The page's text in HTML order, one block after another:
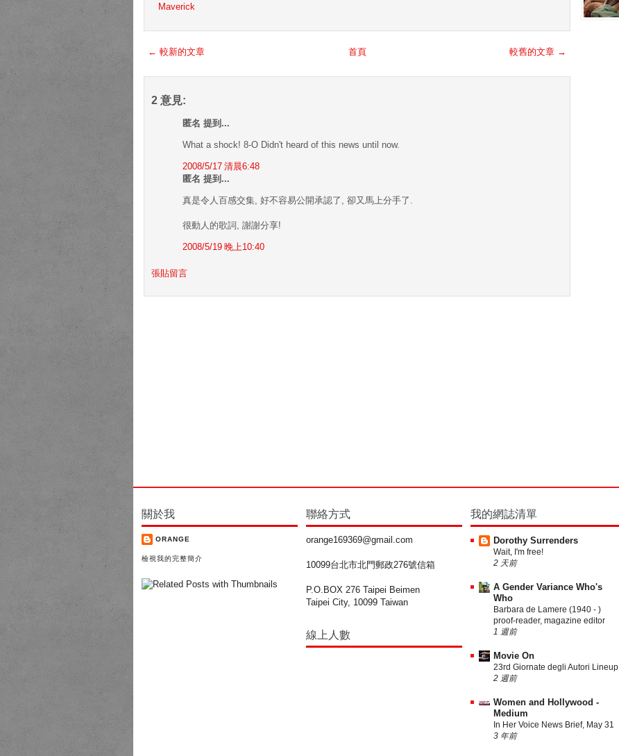
Maverick
← 較新的文章 較舊的文章 →
首頁
2 意見:
匿名 提到...
What a shock! 8-O Didn't heard of this news until now.
2008/5/17 清晨6:48
匿名 提到...
真是令人百感交集, 好不容易公開承認了, 卻又馬上分手了.
很動人的歌詞, 謝謝分享!
2008/5/19 晚上10:40
張貼留言
關於我
ORANGE
檢視我的完整簡介
聯絡方式
orange169369@gmail.com
10099台北市北門郵政276號信箱
P.O.BOX 276 Taipei Beimen
Taipei City, 10099 Taiwan
線上人數
我的網誌清單
Dorothy Surrenders
Wait, I'm free!
2 天前
A Gender Variance Who's
Who
Barbara de Lamere (1940 - )
proof-reader, magazine editor
1 週前
Movie On
23rd Giornate degli Autori Lineup
2 週前
Women and Hollywood -
Medium
In Her Voice News Brief, May 31
3 年前